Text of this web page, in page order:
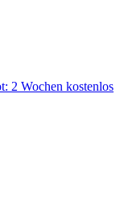
2 Wochen kostenlos